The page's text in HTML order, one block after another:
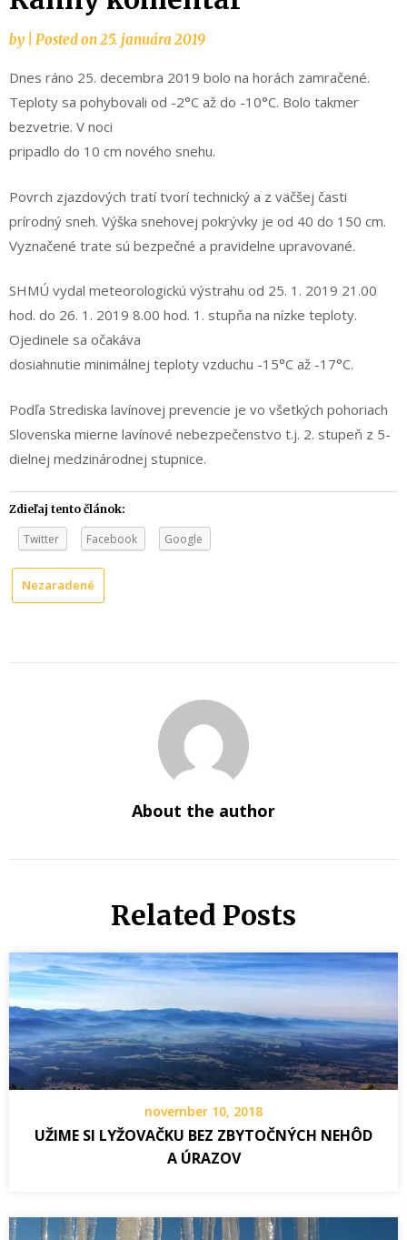
by Posted on25. januára 2019
Dnes ráno 25. decembra 2019 bolo na horách zamračené.
Teploty sa pohybovali od -2°C až do -10°C. Bolo takmer
bezvetrie. V noci
pripadlo do 10 cm nového snehu.
Povrch zjazdových tratí tvorí technický a z väčšej časti
prírodný sneh. Výška snehovej pokrývky je od 40 do 150 cm.
Vyznačené trate sú bezpečné a pravidelne upravované.
SHMÚ vydal meteorologickú výstrahu od 25. 1. 2019 21.00
hod. do 26. 1. 2019 8.00 hod. 1. stupňa na nízke teploty.
Ojedinele sa očakáva
dosiahnutie minimálnej teploty vzduchu -15°C až -17°C.
Podľa Strediska lavínovej prevencie je vo všetkých pohoriach
Slovenska mierne lavínové nebezpečenstvo t.j. 2. stupeň z 5-
dielnej medzinárodnej stupnice.
Zdieľaj tento článok:
Twitter Facebook Google
Nezaradené
About the author
Related Posts
november 10, 2018
UŽIME SI LYŽOVAČKU BEZ ZBYTOČNÝCH NEHÔD
A ÚRAZOV